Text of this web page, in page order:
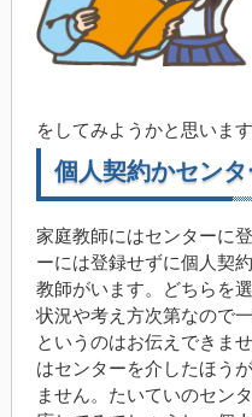
をしてみようかと思います
個人契約かセン
家庭教師にはセンターに
ーには登録せずに個人契
教師がいます。どちらを
状況や考え方次第なので
というのはお伝えできま
はセンターを介したほう
ません。たいていのセン